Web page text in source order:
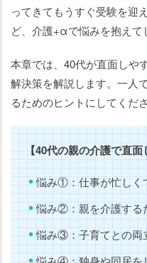
ってきてもうすぐ受験を迎
ど、介護+αで悩みを抱えて
本章では、40代が直面しや
解決策を解説します。一人
るためのヒントにしてくださ
【40代の親の介護で直
悩み①：仕事が忙しく
悩み②：親を介護する
悩み③：子育てとの両